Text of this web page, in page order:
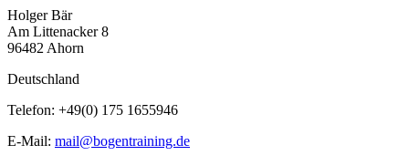
Holger Bär
Am Littenacker 8
96482 Ahorn
Deutschland
Telefon: +49(0) 175 1655946
E-Mail: mail@bogentraining.de